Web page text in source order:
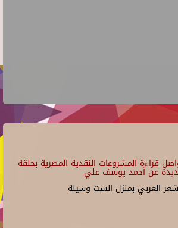
قراءة المشروعات النقدية المصرية بحلقة
عن أحمد يوسف علي
العربي بمنزل الست وسيلة